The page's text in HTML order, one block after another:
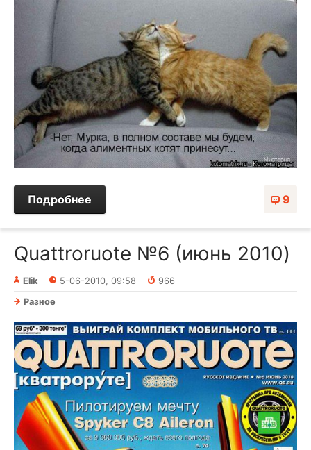
9
Подробнее
Quattroruote №6 (июнь 2010)
Elik 5-06-2010, 09:58
966
Разное